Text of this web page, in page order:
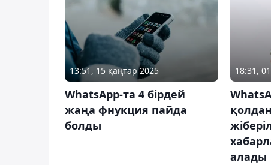
13:51, 15 қаңтар 2025
WhatsApp-та 4 бірдей
жаңа фнукция пайда
болды
18:31,
алады